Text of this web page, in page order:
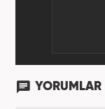
YORUMLAR